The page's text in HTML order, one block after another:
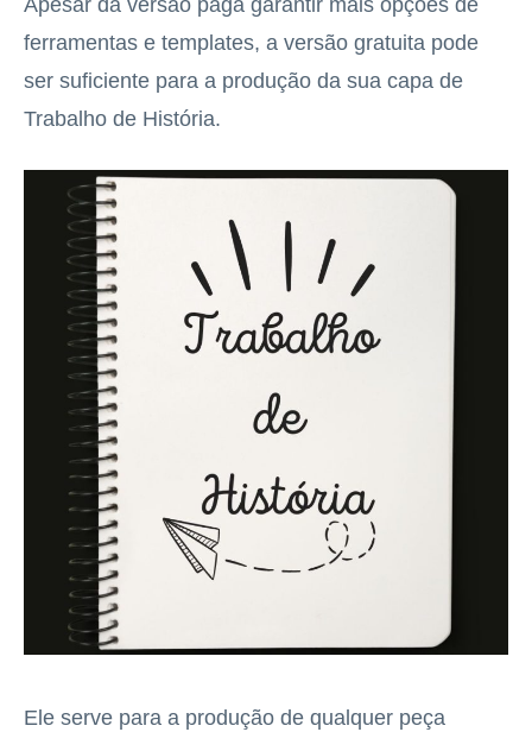
Apesar da versão paga garantir mais opções de
ferramentas e templates, a versão gratuita pode
ser suficiente para a produção da sua capa de
Trabalho de História.
Ele serve para a produção de qualquer peça